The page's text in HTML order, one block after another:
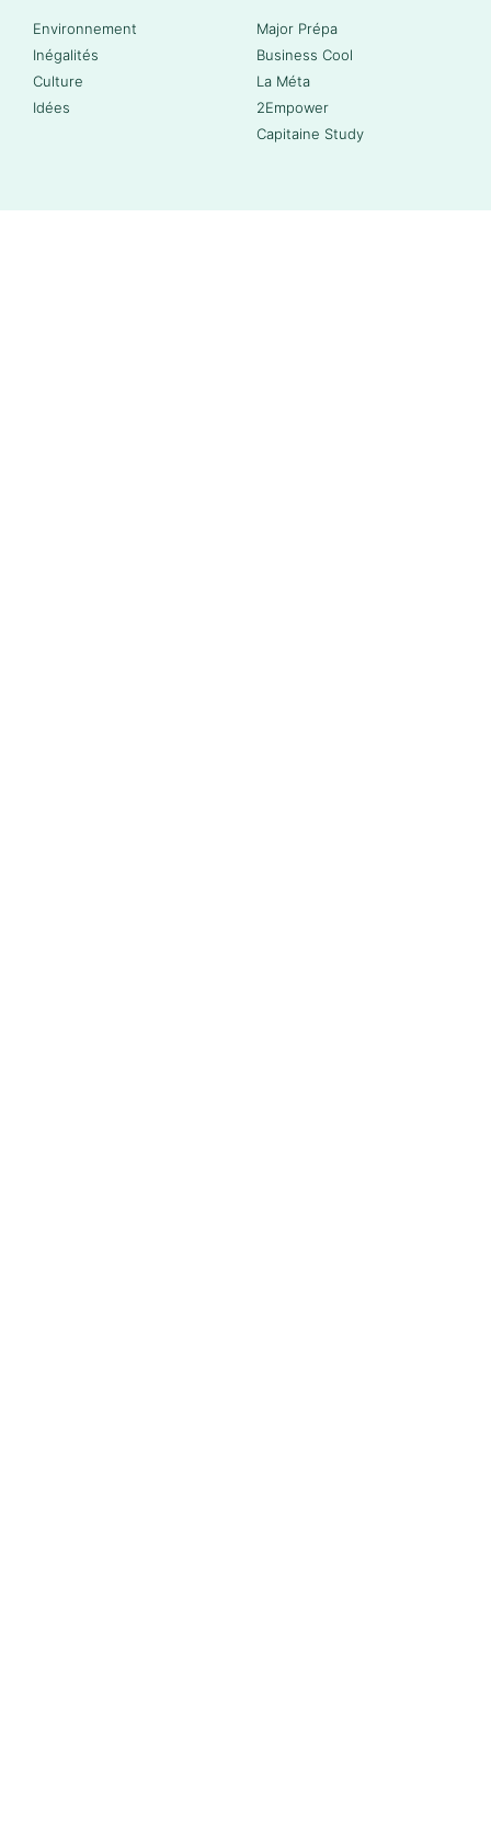
Environnement
Inégalités
Culture
Idées
Major Prépa
Business Cool
La Méta
2Empower
Capitaine Study